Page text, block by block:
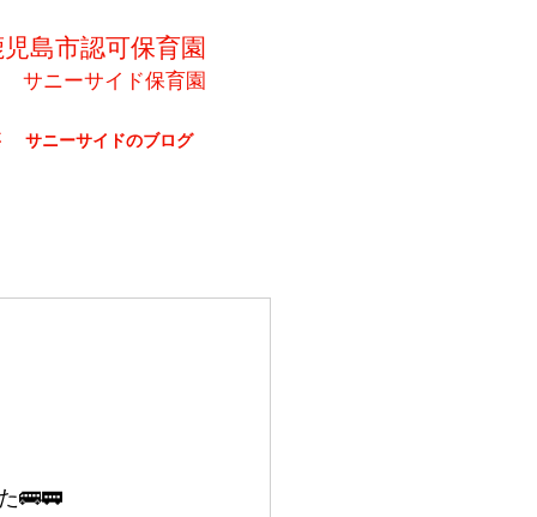
児島市認可保育園
サニーサイド保育園
サニーサイドのブログ
🚌🚃